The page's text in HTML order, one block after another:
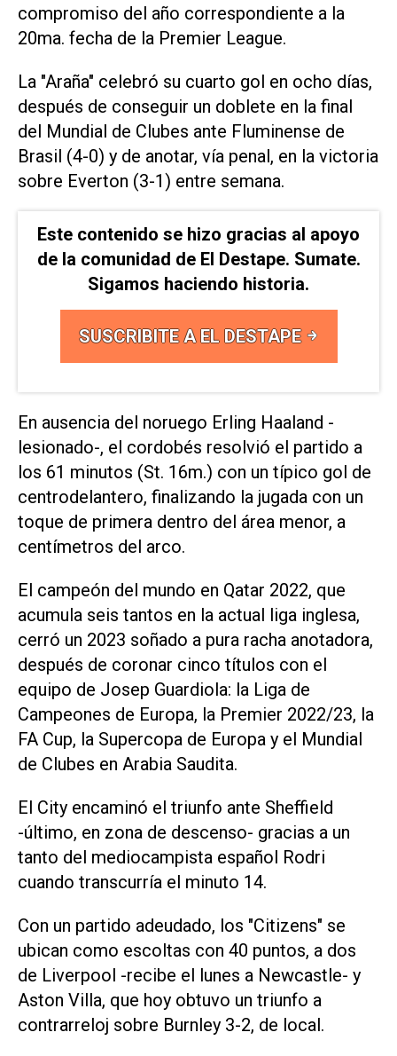
compromiso del año correspondiente a la
20ma. fecha de la Premier League.
La "Araña" celebró su cuarto gol en ocho días,
después de conseguir un doblete en la final
del Mundial de Clubes ante Fluminense de
Brasil (4-0) y de anotar, vía penal, en la victoria
sobre Everton (3-1) entre semana.
Este contenido se hizo gracias al apoyo
de la comunidad de El Destape. Sumate.
Sigamos haciendo historia.
SUSCRIBITE A EL DESTAPE
En ausencia del noruego Erling Haaland -
lesionado-, el cordobés resolvió el partido a
los 61 minutos (St. 16m.) con un típico gol de
centrodelantero, finalizando la jugada con un
toque de primera dentro del área menor, a
centímetros del arco.
El campeón del mundo en Qatar 2022, que
acumula seis tantos en la actual liga inglesa,
cerró un 2023 soñado a pura racha anotadora,
después de coronar cinco títulos con el
equipo de Josep Guardiola: la Liga de
Campeones de Europa, la Premier 2022/23, la
FA Cup, la Supercopa de Europa y el Mundial
de Clubes en Arabia Saudita.
El City encaminó el triunfo ante Sheffield
-último, en zona de descenso- gracias a un
tanto del mediocampista español Rodri
cuando transcurría el minuto 14.
Con un partido adeudado, los "Citizens" se
ubican como escoltas con 40 puntos, a dos
de Liverpool -recibe el lunes a Newcastle- y
Aston Villa, que hoy obtuvo un triunfo a
contrarreloj sobre Burnley 3-2, de local.